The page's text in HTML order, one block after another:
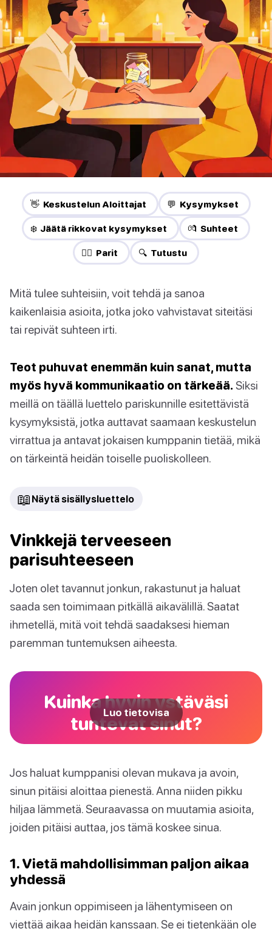
👋 Keskustelun Aloittajat 💬 Kysymykset
❄️ Jäätä rikkovat kysymykset 💏 Suhteet
❤️‍🔥 Parit 🔍 Tutustu
Mitä tulee suhteisiin, voit tehdä ja sanoa
kaikenlaisia asioita, jotka joko vahvistavat siteitäsi
tai repivät suhteen irti.
Teot puhuvat enemmän kuin sanat, mutta
myös hyvä kommunikaatio on tärkeää. Siksi
meillä on täällä luettelo pariskunnille esitettävistä
kysymyksistä, jotka auttavat saamaan keskustelun
virrattua ja antavat jokaisen kumppanin tietää, mikä
on tärkeintä heidän toiselle puoliskolleen.
📖 Näytä sisällysluettelo
Vinkkejä terveeseen
parisuhteeseen
Joten olet tavannut jonkun, rakastunut ja haluat
saada sen toimimaan pitkällä aikavälillä. Saatat
ihmetellä, mitä voit tehdä saadaksesi hieman
paremman tuntemuksen aiheesta.
Kuinka hyvin ystäväsi
tuntevat sinut?
Luo tietovisa
Jos haluat kumppanisi olevan mukava ja avoin,
sinun pitäisi aloittaa pienestä. Anna niiden pikku
hiljaa lämmetä. Seuraavassa on muutamia asioita,
joiden pitäisi auttaa, jos tämä koskee sinua.
1. Vietä mahdollisimman paljon aikaa
yhdessä
Avain jonkun oppimiseen ja lähentymiseen on
viettää aikaa heidän kanssaan. Se ei tietenkään ole